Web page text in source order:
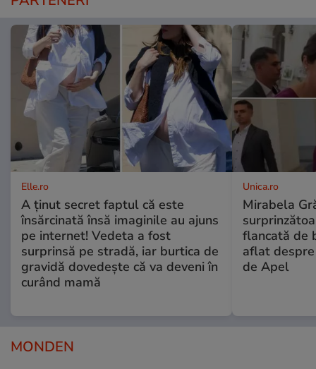
Elle.ro
A ținut secret faptul că este
însărcinată însă imaginile au ajuns
pe internet! Vedeta a fost
surprinsă pe stradă, iar burtica de
gravidă dovedește că va deveni în
curând mamă
Unica.ro
Mirabela
flancată de
aflat
de Apel
MONDEN